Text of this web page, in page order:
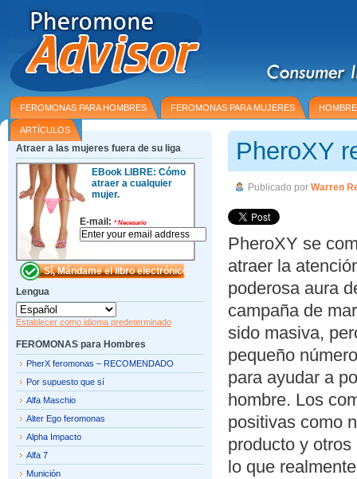
FEROMONAS PARA HOMBRES FEROMONAS PARA MUJERES
ARTÍCULOS
PheroXY
Publicado por Warren
PheroXY se
atraer la
poderosa aura
campaña de
sido masiva,
pequeño
para ayudar a
hombre. Los
positivas como
producto y
lo que
Atraer a las mujeres fuera de su liga
EBook LIBRE: Cómo
atraer a cualquier
mujer.
E-mail: *Necesario
Lengua
Establecer como idioma predeterminado
FEROMONAS para Hombres
PherX feromonas – RECOMENDADO
Por supuesto que sí
Alfa Maschio
Alter Ego feromonas
Alpha Impacto
Alfa 7
Munición